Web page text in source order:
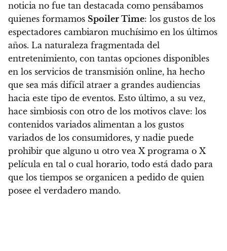
noticia no fue tan destacada como pensábamos
quienes formamos Spoiler Time: los gustos de los
espectadores cambiaron muchísimo en los últimos
años. La naturaleza fragmentada del
entretenimiento, con tantas opciones disponibles
en los servicios de transmisión online, ha hecho
que sea más difícil atraer a grandes audiencias
hacia este tipo de eventos. Esto último, a su vez,
hace simbiosis con otro de los motivos clave: los
contenidos variados alimentan a los gustos
variados de los consumidores, y nadie puede
prohibir que alguno u otro vea X programa o X
película en tal o cual horario, todo está dado para
que los tiempos se organicen a pedido de quien
posee el verdadero mando.